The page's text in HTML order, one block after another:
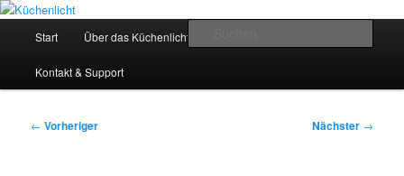
Zum
springenKüchenlicht
Der Mitkochpodcast
Start Über das Küchenlicht
Kontakt & Support
Beitragsnavigation
← Vorheriger Nächster →